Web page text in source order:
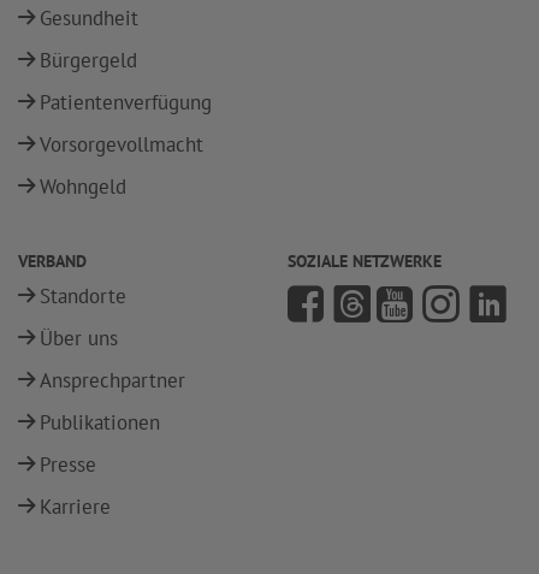
Gesundheit
Bürgergeld
Patientenverfügung
Vorsorgevollmacht
Wohngeld
VERBAND
Standorte
Über uns
Ansprechpartner
Publikationen
Presse
Karriere
SOZIALE NETZWERKE